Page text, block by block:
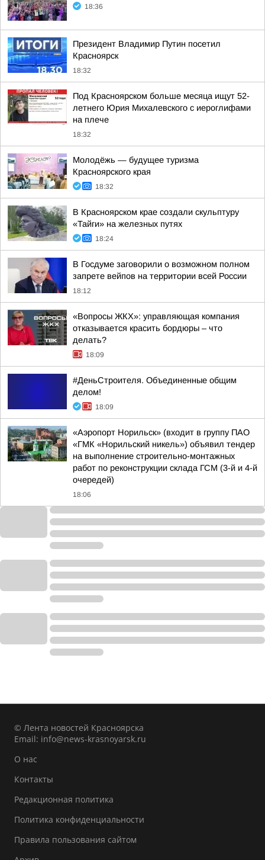
18:36
Президент Владимир Путин посетил
Красноярск
18:32
Под Красноярском больше месяца ищут 52-
летнего Юрия Михалевского с иероглифами
на плече
18:32
Молодёжь — будущее туризма
Красноярского края
18:32
В Красноярском крае создали скульптуру
«Тайги» на железных путях
18:24
В Госдуме заговорили о возможном полном
запрете вейпов на территории всей России
18:12
«Вопросы ЖКХ»: управляющая компания
отказывается красить бордюры – что
делать?
18:09
#ДеньСтроителя. Объединенные общим
делом!
18:09
«Аэропорт Норильск» (входит в группу ПАО
«ГМК «Норильский никель») объявил тендер
на выполнение строительно-монтажных
работ по реконструкции склада ГСМ (3-й и 4-й
очередей)
18:06
© Лента новостей Красноярска
Email: info@news-krasnoyarsk.ru
О нас
Контакты
Редакционная политика
Политика конфиденциальности
Правила пользования сайтом